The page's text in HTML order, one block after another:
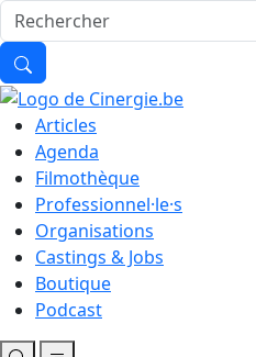
Articles
Agenda
Filmothèque
Professionnel·le·s
Organisations
Castings & Jobs
Boutique
Podcast